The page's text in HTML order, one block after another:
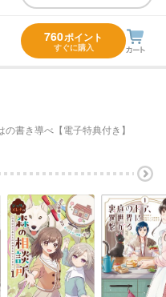
760ポイント
すぐに購入
の書き導べ【電子特典付き】